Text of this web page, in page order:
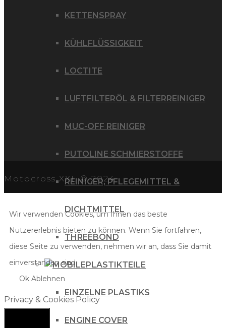
KETTENSPRAY
KÜHLFLÜSSIGKEIT
LOCTITE
LUFTFILTERÖL & FILTERREINIGER
MUC-OFF REINIGER
PUTOLINE SCHMIERSTOFFE
REINIGER, PFLEGEMITTEL &
DICHTMITTEL
THREEBOND
PLASTIKTEILE
EINZELNE PLASTIKS
ENGINE COVER
Motocross XXL © 2024
Wir verwenden Cookies, um Ihnen das beste
Nutzererlebnis bieten zu können. Wenn Sie fortfahren,
diese Seite zu verwenden, nehmen wir an, dass Sie damit
einverstanden sind.
Ok Ablehnen
Privacy & Cookies Policy